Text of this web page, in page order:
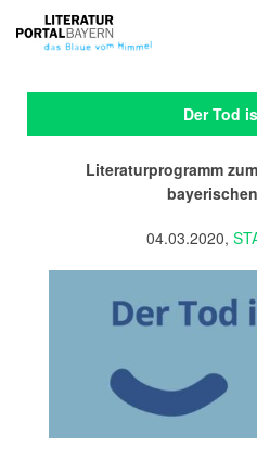
Der Tod
Literaturprogramm
04.03.2020,